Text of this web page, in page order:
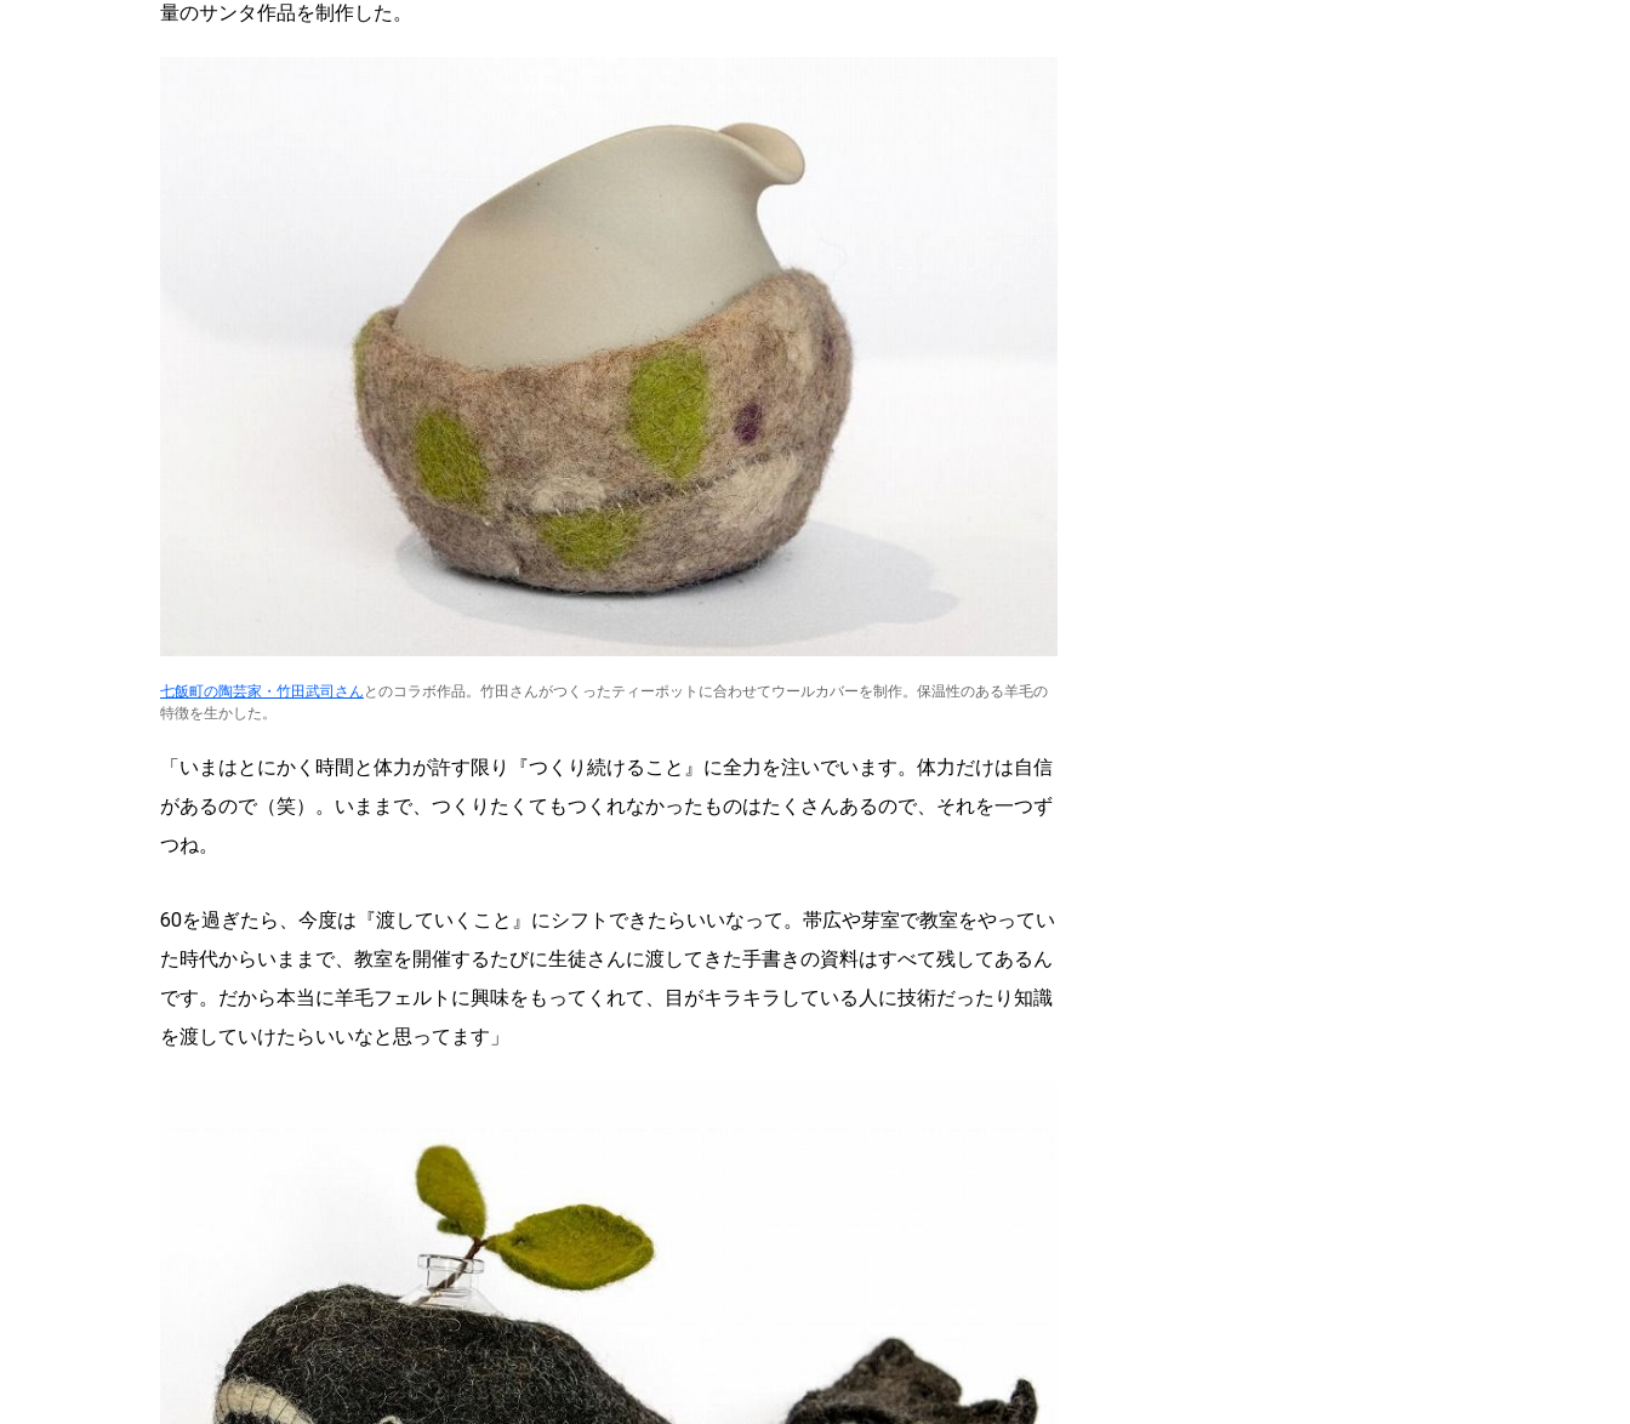
北海道で暮らす、あなたとつくる、
明日への”きっかけ”WEBマガジン
パートナーメディア Sitakkeパートナー
運営会社 広告掲載 情報提供・お問い合わせ 利用規約
プライバシーポリシー
SEARCH
検索する
Sitakke編集部あい
Sitakke編集部 IKU
量のサンタ作品を制作した。
七飯町の陶芸家・竹田武司さん とのコラボ作品。竹田さんがつくったティーポットに合わせてウールカバーを制作。保温性のある羊毛の
特徴を生かした。
「いまはとにかく時間と体力が許す限り『つくり続けること』に全力を注いでいます。体力だけは自信
があるので（笑）。いままで、つくりたくてもつくれなかったものはたくさんあるので、それを一つず
つね。
60を過ぎたら、今度は『渡していくこと』にシフトできたらいいなって。帯広や芽室で教室をやってい
た時代からいままで、教室を開催するたびに生徒さんに渡してきた手書きの資料はすべて残してあるん
です。だから本当に羊毛フェルトに興味をもってくれて、目がキラキラしている人に技術だったり知識
を渡していけたらいいなと思ってます」